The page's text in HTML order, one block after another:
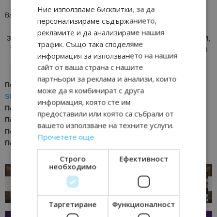
Вашата Лазурна приказка Ви очаква!
ЗА АКТУАЛНИ НОВИНИ И ПРОМОЦИИ НА АВИОКОМПАНИИ,
ТУРОПЕРАТОРИ И ХОТЕЛИЕРИ - ПРИСЪЕДИНЕТЕ СЕ КЪМ
ВАЙБЪР КАНАЛА НА BGTOURISM.BG -
Последвайте ни за още актуални новини
Showcase
Последвайте
Bgtourism.bg във
Последвайте Bgtourism.bg в
Последвайте
FACEBOOK
Последвайте
Bgtourism.bg в
Ние използваме бисквитки, за да
персонализираме съдържанието,
рекламите и да анализираме нашия
трафик. Също така споделяме
информация за използването на нашия
сайт от ваша страна с нашите
партньори за реклама и анализи, които
може да я комбинират с друга
информация, която сте им
предоставили или която са събрали от
вашето използване на техните услуги.
Прочетете още
Строго
необходимо
Ефективност
Таргетиране Функционалност